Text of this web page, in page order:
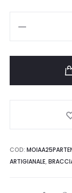
COD:
ARTIGIANALE,